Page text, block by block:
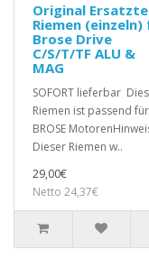
Original
Riemen (einzeln)
Brose Drive
C/S/T/TF ALU &
MAG
SOFORT lieferbar
Riemen ist passend
BROSE
Dieser Riemen w..
29,00€
Netto 24,37€